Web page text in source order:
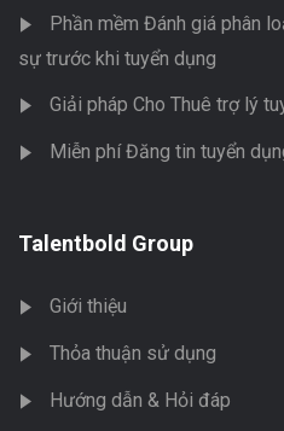
Phần mềm Đánh giá phân
sự trước khi tuyển dụng
Giải pháp Cho Thuê trợ lý
Miễn phí Đăng tin tuyển
Talentbold Group
Giới thiệu
Thỏa thuận sử dụng
Hướng dẫn & Hỏi đáp